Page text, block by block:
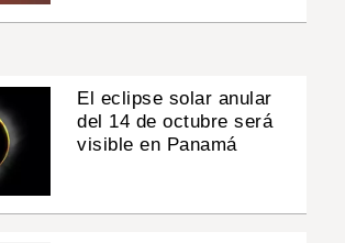
El eclipse solar anular
del 14 de octubre será
visible en Panamá